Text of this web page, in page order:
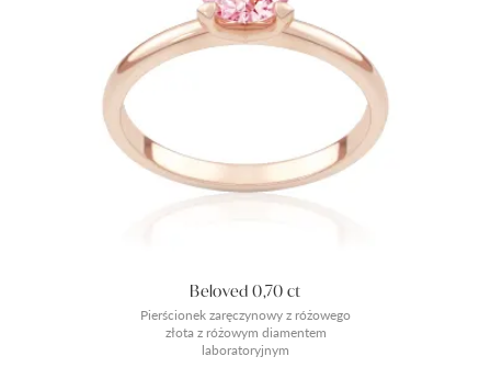
Pierścionek zaręczynowy z różowego
złota z różowym diamentem
laboratoryjnym
Beloved 0,70 ct